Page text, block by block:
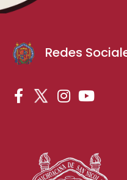
Redes